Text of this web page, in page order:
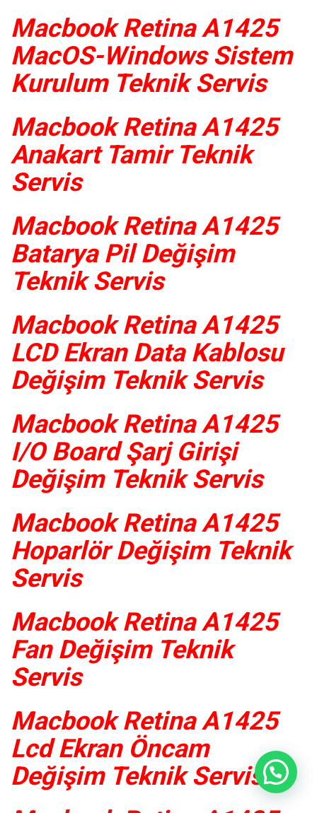
Macbook Retina A1425
MacOS-Windows Sistem
Kurulum Teknik Servis
Macbook Retina A1425
Anakart Tamir Teknik
Servis
Macbook Retina A1425
Batarya Pil Değişim
Teknik Servis
Macbook Retina A1425
LCD Ekran Data Kablosu
Değişim Teknik Servis
Macbook Retina A1425
I/O Board Şarj Girişi
Değişim Teknik Servis
Macbook Retina A1425
Hoparlör Değişim Teknik
Servis
Macbook Retina A1425
Fan Değişim Teknik
Servis
Macbook Retina A1425
Lcd Ekran Öncam
Değişim Teknik Servis